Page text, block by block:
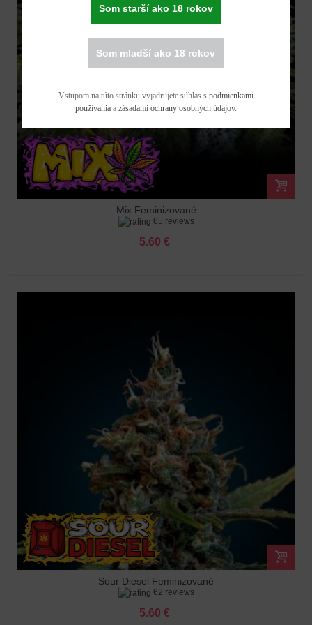
Mix Feminizované
65 reviews
5.60 €
Sour Diesel Feminizované
62 reviews
5.60 €
Som starší ako 18 rokov
Som mladší ako 18 rokov
Vstupom na túto stránku vyjadrujete súhlas s podmienkami
používaniaa zásadami ochrany osobných údajov.